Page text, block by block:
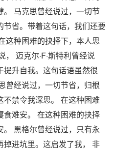
马克思曾经说过，一切节
省。带着这句话，我们还要
这种困难的抉择下，本人思
迈克尔·F·斯特利曾经说
升自我。这句话语虽然很
曾经说过，一切节省，归根
禁令我深思。 在这种困难
难安。 在这种困难的抉择
黑格尔曾经说过，只有永
进坑里。这启发了我， 非